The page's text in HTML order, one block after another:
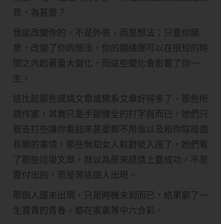
骨，為甚麼？
我能改變你的，不是外表，而是想法；只要你願
意，改變了你的想法，你的姻緣運可以在很短的時
間之內起著重大變化，而這些變化會影響了你一
生。
這比起那些感情文章或佛系文章好得多了，那些所
謂作家，其實只是手腳健全的打字員而已，她們只
管去打些讓你看起來甚麼都不用做以及和你陰暗面
有關的事情，那些無知女人就對號入座了，她們看
了那些垃圾文章，就以為原來感情上要成功，不是
要付出的，而是等這個人出現。
那個人還未出現，只是時機未到而已，結果窮了一
生寶貴的青春，都在家裏等中六合彩。